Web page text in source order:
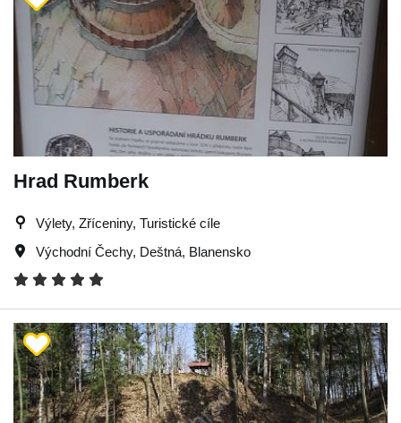
Hrad Rumberk
Výlety, Zříceniny, Turistické cíle
Východní Čechy, Deštná, Blanensko